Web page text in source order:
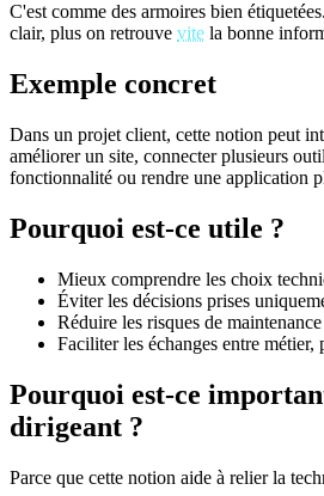
C'est comme des armoires bien
clair, plus on retrouve vite la bonne
Exemple concret
Dans un projet client, cette notion peut
améliorer un site, connecter plusieurs
fonctionnalité ou rendre une application
Pourquoi est-ce utile ?
Mieux comprendre les choix
Éviter les décisions prises
Réduire les risques de
Faciliter les échanges entre métier,
Pourquoi est-ce
dirigeant ?
Parce que cette notion aide à relier la